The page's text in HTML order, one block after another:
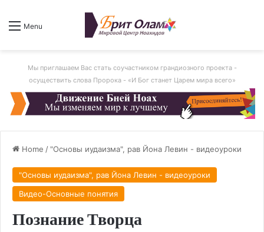
Menu
Мы приглашаем Вас стать соучастником грандиозного проекта -
осуществить слова Пророка - «И Бог станет Царем мира всего»
Home / "Основы иудаизма", рав Йона Левин - видеоуроки
"Основы иудаизма", рав Йона Левин - видеоуроки
Видео-Основные понятия
Познание Творца